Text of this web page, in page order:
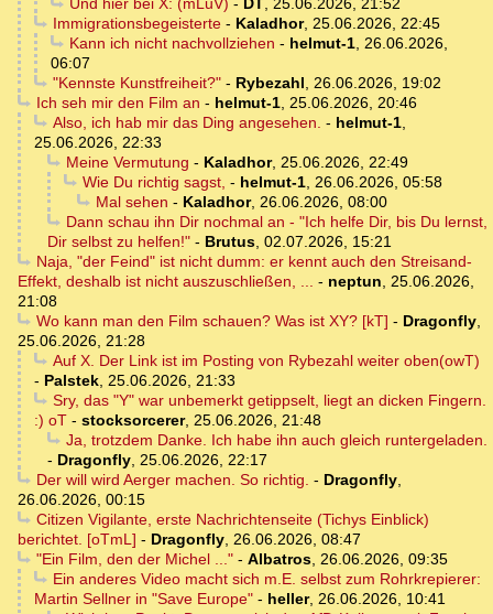
Und hier bei X: (mLuV) - DT, 25.06.2026, 21:52
Immigrationsbegeisterte- Kaladhor, 25.06.2026, 22:45
Kann ich nicht nachvollziehen - helmut-1, 26.06.2026,
06:07
"Kennste Kunstfreiheit?"- Rybezahl, 26.06.2026, 19:02
Ich seh mir den Film an - helmut-1, 25.06.2026, 20:46
Also, ich hab mir das Ding angesehen. - helmut-1,
25.06.2026, 22:33
Meine Vermutung - Kaladhor, 25.06.2026, 22:49
Wie Du richtig sagst, - helmut-1, 26.06.2026, 05:58
Mal sehen - Kaladhor, 26.06.2026, 08:00
Dann schau ihn Dir nochmal an - "Ich helfe Dir, bis Du lernst,
Dir selbst zu helfen!" - Brutus, 02.07.2026, 15:21
Naja, "der Feind" ist nicht dumm: er kennt auch den Streisand-
Effekt, deshalb ist nicht auszuschließen, ... - neptun, 25.06.2026,
21:08
Wo kann man den Film schauen? Was ist XY? [kT] - Dragonfly,
25.06.2026, 21:28
Auf X. Der Link ist im Posting von Rybezahl weiter oben(owT)
- Palstek, 25.06.2026, 21:33
Sry, das "Y" war unbemerkt getippselt, liegt an dicken Fingern.
:) oT - stocksorcerer, 25.06.2026, 21:48
Ja, trotzdem Danke. Ich habe ihn auch gleich runtergeladen.
- Dragonfly, 25.06.2026, 22:17
Der will wird Aerger machen. So richtig. - Dragonfly,
26.06.2026, 00:15
Citizen Vigilante, erste Nachrichtenseite (Tichys Einblick)
berichtet. [oTmL] - Dragonfly, 26.06.2026, 08:47
"Ein Film, den der Michel ..."- Albatros, 26.06.2026, 09:35
Ein anderes Video macht sich m.E. selbst zum Rohrkrepierer:
Martin Sellner in "Save Europe" - heller, 26.06.2026, 10:41